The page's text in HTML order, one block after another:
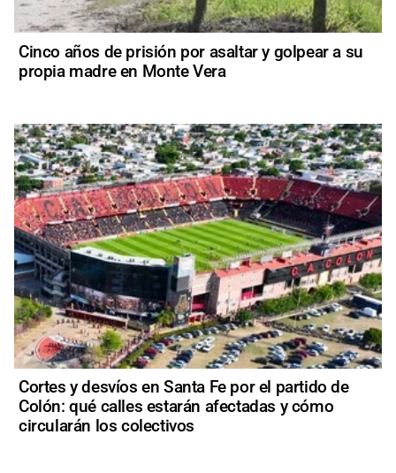
Cinco años de prisión por asaltar y golpear a su
propia madre en Monte Vera
Cortes y desvíos en Santa Fe por el partido de
Colón: qué calles estarán afectadas y cómo
circularán los colectivos